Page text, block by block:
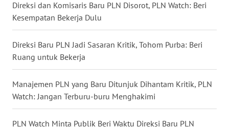
Direksi dan Komisaris Baru PLN Disorot, PLN Watch: Beri
Kesempatan Bekerja Dulu
Direksi Baru PLN Jadi Sasaran Kritik, Tohom Purba: Beri
Ruang untuk Bekerja
Manajemen PLN yang Baru Ditunjuk Dihantam Kritik, PLN
Watch: Jangan Terburu-buru Menghakimi
PLN Watch Minta Publik Beri Waktu Direksi Baru PLN
WN
WN
KALTENG
WN
KALTARA